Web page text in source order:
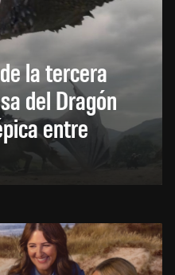
la tercera
del Dragón
entre